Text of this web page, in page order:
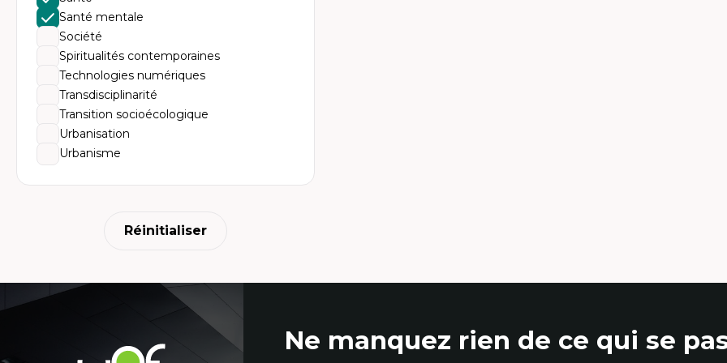
Santé mentale
Société
Spiritualités contemporaines
Technologies numériques
Transdisciplinarité
Transition socioécologique
Urbanisation
Urbanisme
Réinitialiser
Coordonnées
et
Ne manquez rien de ce qui se